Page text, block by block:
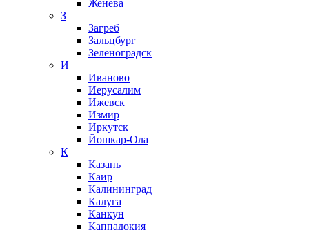
Женева
З
Загреб
Зальцбург
Зеленоградск
И
Иваново
Иерусалим
Ижевск
Измир
Иркутск
Йошкар-Ола
К
Казань
Каир
Калининград
Калуга
Канкун
Каппадокия